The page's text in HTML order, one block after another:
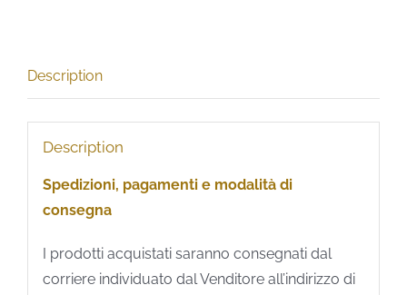
Description
Description
Spedizioni, pagamenti e modalità di
consegna
I prodotti acquistati saranno consegnati dal
corriere individuato dal Venditore all’indirizzo di